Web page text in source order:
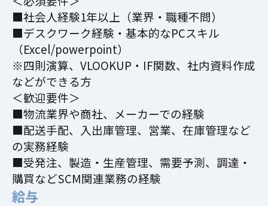
■社会人経験1年以上（業界・職種不問）
■デスクワーク経験・基本的なPCスキル
（Excel/powerpoint）
※四則演算、VLOOKUP・IF関数、社内資料作成
などができる方
＜歓迎要件＞
■物流業界や商社、メーカーでの経験
■配送手配、入出庫管理、営業、在庫管理など
の実務経験
■受発注、製造・生産管理、需要予測、調達・
購買などSCM関連業務の経験
給与